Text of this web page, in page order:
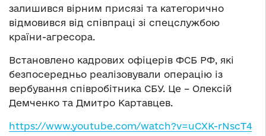
залишився вірним присязі та категорично
відмовився від співпраці зі спецслужбою
країни-агресора.
Встановлено кадрових офіцерів ФСБ РФ, які
безпосередньо реалізовували операцію із
вербування співробітника СБУ. Це – Олексій
Демченко та Дмитро Картавцев.
https://www.youtube.com/watch?v=uCXK-rNscT4